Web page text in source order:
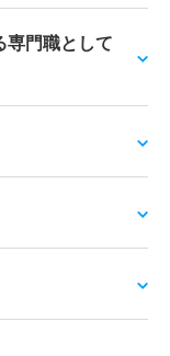
専門職として